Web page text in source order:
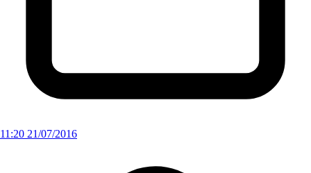
11:20 21/07/2016